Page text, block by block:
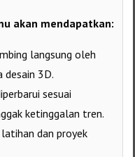
akan mendapatkan:
langsung oleh
desain 3D.
sesuai
ketinggalan tren.
dan proyek